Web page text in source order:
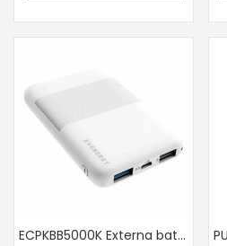
ECPKBB5000K Externa baterija 5000mAh